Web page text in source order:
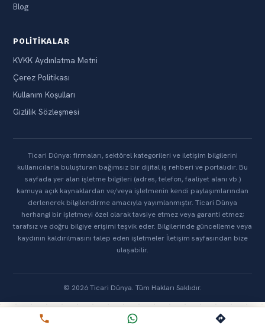
Blog
POLITIKALAR
KVKK Aydınlatma Metni
Çerez Politikası
Kullanım Koşulları
Gizlilik Sözleşmesi
Ticari Dünya; firmaları, sektörel kategorileri ve iletişim bilgilerini
kullanıcılarla buluşturan bağımsız bir dijital iş rehberi ve portalıdır. Bu
sayfada yer alan işletme bilgileri (adres, telefon, faaliyet alanı vb.)
kamuya açık kaynaklardan ve/veya işletmenin kendi paylaşımlarından
derlenerek bilgilendirme amacıyla yayımlanmıştır. Ticari Dünya
herhangi bir işletmeyi özel olarak tavsiye etmez veya garanti etmez;
tarafsız ve doğru bilgiye erişimi teşvik eder. Bilgilerinde güncelleme veya
kaydının kaldırılmasını talep eden işletmeler İletişim sayfasından bize
ulaşabilir.
© 2026 Ticari Dünya. Tüm Hakları Saklıdır.